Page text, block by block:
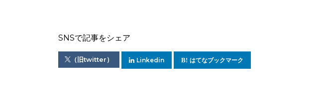
SNSで記事をシェア
（旧twitter） Linkedin はてなブックマーク